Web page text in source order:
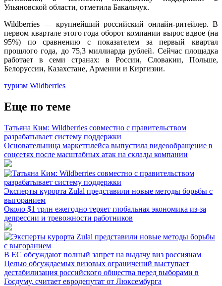
Ульяновской области, отметила Бакальчук.
Wildberries — крупнейший российский онлайн-ритейлер. В
первом квартале этого года оборот компании вырос вдвое (на
95%) по сравнению с показателем за первый квартал
прошлого года, до 75,3 миллиарда рублей. Сейчас площадка
работает в семи странах: в России, Словакии, Польше,
Белоруссии, Казахстане, Армении и Киргизии.
туризм Wildberries
Еще по теме
Татьяна Ким: Wildberries совместно с правительством
разрабатывает систему поддержки
Основательница маркетплейса выпустила видеообращение в
соцсетях после масштабных атак на склады компании
Эксперты курорта Zulal представили новые методы борьбы с
выгоранием
Около $1 трлн ежегодно теряет глобальная экономика из-за
депрессии и тревожности работников
В ЕС обсуждают полный запрет на выдачу виз россиянам
Целью обсуждаемых визовых ограничений выступает
дестабилизация российского общества перед выборами в
Госдуму, считает евродепутат от Люксембурга